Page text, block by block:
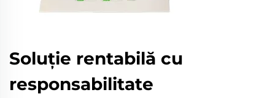
Soluție rentabilă cu
responsabilitate